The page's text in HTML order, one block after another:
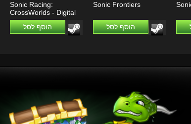
Sonic Racing:
CrossWorlds - Digital
Deluxe Edition
הוסף לסל
Sonic Frontiers
הוסף לסל